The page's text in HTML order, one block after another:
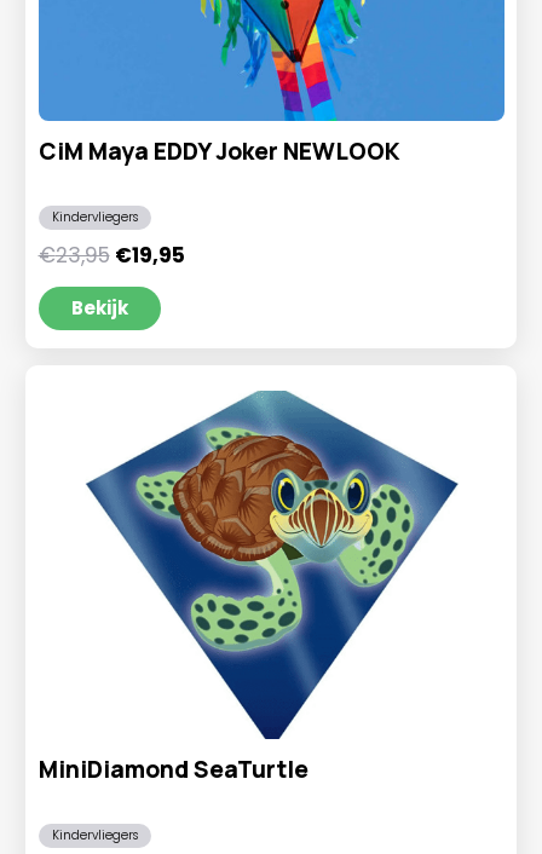
CiM Maya EDDY Joker NEWLOOK
Kindervliegers
€23,95 Oorspronkelijke
prijs
was:
€23,95.
€19,95Huidige
Bekijk
MiniDiamond SeaTurtle
Kindervliegers